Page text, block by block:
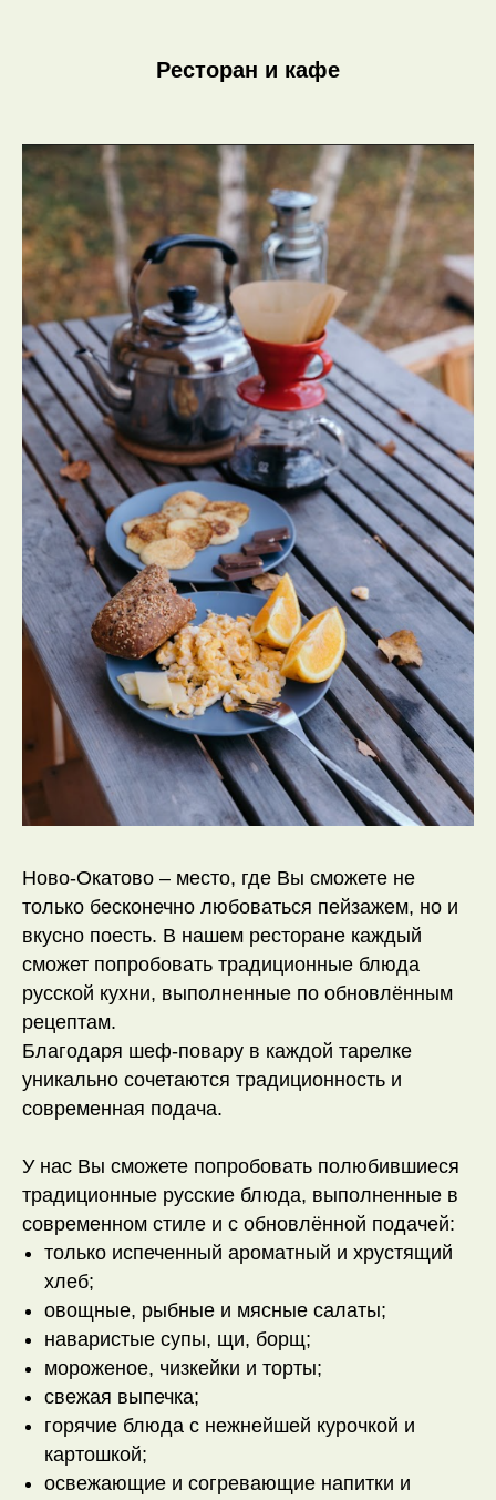
Ресторан и кафе
Ново-Окатово – место, где Вы сможете не
только бесконечно любоваться пейзажем, но и
вкусно поесть. В нашем ресторане каждый
сможет попробовать традиционные блюда
русской кухни, выполненные по обновлённым
рецептам.
Благодаря шеф-повару в каждой тарелке
уникально сочетаются традиционность и
современная подача.
У нас Вы сможете попробовать полюбившиеся
традиционные русские блюда, выполненные в
современном стиле и с обновлённой подачей:
только испеченный ароматный и хрустящий
хлеб;
овощные, рыбные и мясные салаты;
наваристые супы, щи, борщ;
мороженое, чизкейки и торты;
свежая выпечка;
горячие блюда с нежнейшей курочкой и
картошкой;
освежающие и согревающие напитки и